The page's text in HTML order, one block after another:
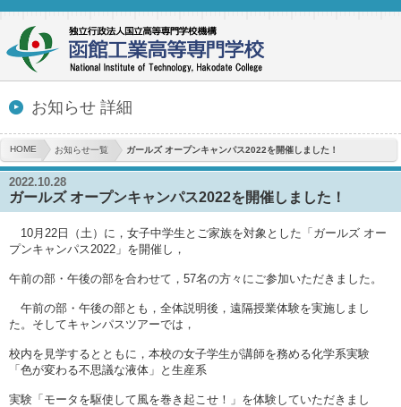
お知らせ 詳細
HOME お知らせ一覧 ガールズ オープンキャンパス2022を開催しました！
2022.10.28
ガールズ オープンキャンパス2022を開催しました！
10月22日（土）に，女子中学生とご家族を対象とした「ガールズ オー
プンキャンパス2022」を開催し，
午前の部・午後の部を合わせて，57名の方々にご参加いただきました。
午前の部・午後の部とも，全体説明後，遠隔授業体験を実施しまし
た。そしてキャンパスツアーでは，
校内を見学するとともに，本校の女子学生が講師を務める化学系実験
「色が変わる不思議な液体」と生産系
実験「モータを駆使して風を巻き起こせ！」を体験していただきまし